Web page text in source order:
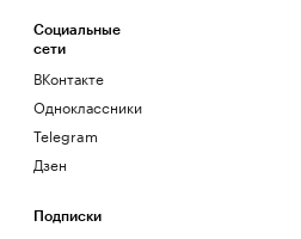
Социальные
сети
ВКонтакте
Одноклассники
Telegram
Дзен
Подписки